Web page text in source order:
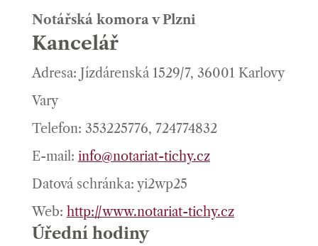
Notářská komora v Plzni
Kancelář
Adresa: Jízdárenská 1529/7, 36001 Karlovy
Vary
Telefon: 353225776, 724774832
E-mail: info@notariat-tichy.cz
Datová schránka: yi2wp25
Web: http://www.notariat-tichy.cz
Úřední hodiny